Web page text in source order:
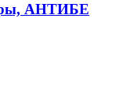
АНТИБЕ